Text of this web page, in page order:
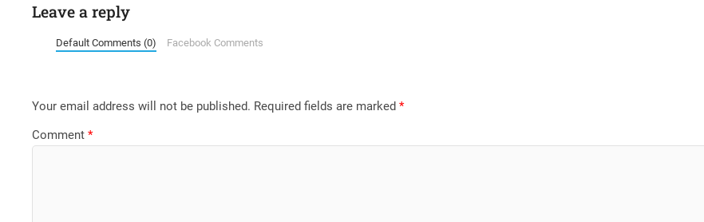
Leave a reply
Default Comments (0) Facebook Comments
Your email address will not be published. Required fields are marked*
Comment*